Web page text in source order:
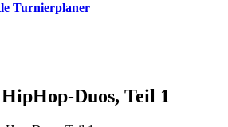
Turnierplaner
HipHop-Duos, Teil 1